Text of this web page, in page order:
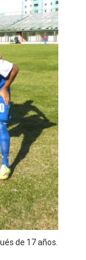
de 17 años.